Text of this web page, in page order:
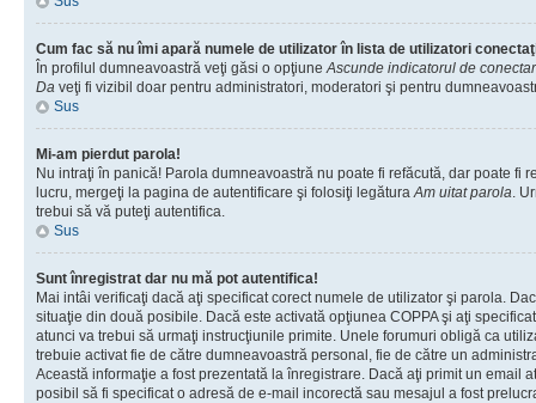
Cum fac să nu îmi apară numele de utilizator în lista de utilizatori
În profilul dumneavoastră veţi găsi o opţiuneAscunde indicatorul de
Da veţi fi vizibil doar pentru administratori, moderatori şi pentru
Sus
Mi-am pierdut parola!
Nu intraţi în panică! Parola dumneavoastră nu poate fi refăcută, dar poate fi
lucru, mergeţi la pagina de autentificare şi folosiţi legăturaAm uitat parola.
trebui să vă puteţi autentifica.
Sus
Sunt înregistrat dar nu mă pot autentifica!
Mai intâi verificaţi dacă aţi specificat corect numele de utilizator şi parola.
situaţie din două posibile. Dacă este activată opţiunea COPPA şi aţi
atunci va trebui să urmaţi instrucţiunile primite. Unele forumuri obligă ca
trebuie activat fie de către dumneavoastră personal, fie de către un
Această informaţie a fost prezentată la înregistrare. Dacă aţi primit un email
posibil să fi specificat o adresă de e-mail incorectă sau mesajul a fost